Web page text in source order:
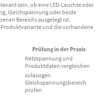
sein, ob eine LED-Leuchte oder
Gleichspannung oder beide
Bereichs ausgelegt ist.
und die vorhandene
Prüfung in der Praxis
Netzspannung und
Produktdaten vergleichen
zulässigen
Gleichspannungsbereich
prüfen